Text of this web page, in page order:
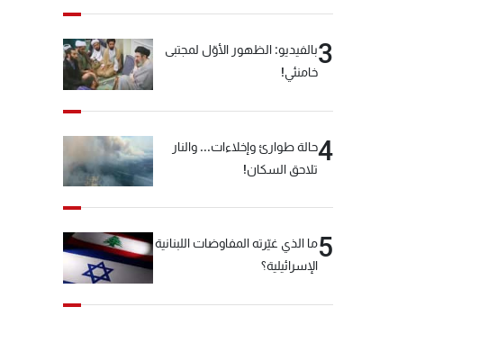
3بالفيديو: الظهور الأوّل لمجتبى
خامنئي!
4حالة طوارئ وإخلاءات... والنار
تلاحق السكان!
5ما الذي غيّرته المفاوضات اللبنانية
الإسرائيلية؟